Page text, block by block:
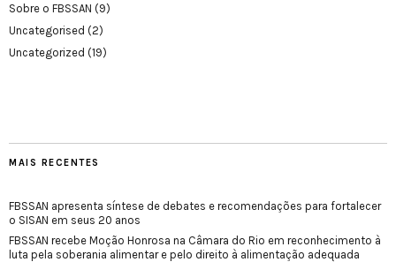
Sobre o FBSSAN (9)
Uncategorised (2)
Uncategorized (19)
MAIS RECENTES
FBSSAN apresenta síntese de debates e recomendações para fortalecer
o SISAN em seus 20 anos
FBSSAN recebe Moção Honrosa na Câmara do Rio em reconhecimento à
luta pela soberania alimentar e pelo direito à alimentação adequada